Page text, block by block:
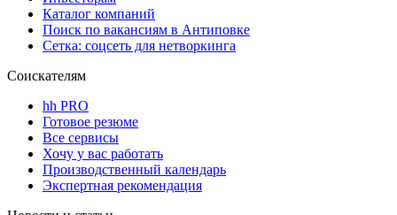
Каталог компаний
Поиск по вакансиям в Антиповке
Сетка: соцсеть для нетворкинга
Соискателям
hh PRO
Готовое резюме
Все сервисы
Хочу у вас работать
Производственный календарь
Экспертная рекомендация